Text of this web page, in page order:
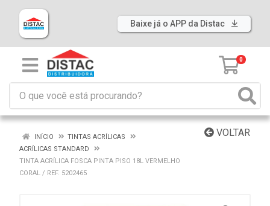
Baixe já o APP da Distac
0
VOLTAR
INÍCIO
TINTAS ACRÍLICAS
ACRÍLICAS STANDARD
TINTA ACRÍLICA FOSCA PINTA PISO 18L VERMELHO
CORAL / REF. 5202465